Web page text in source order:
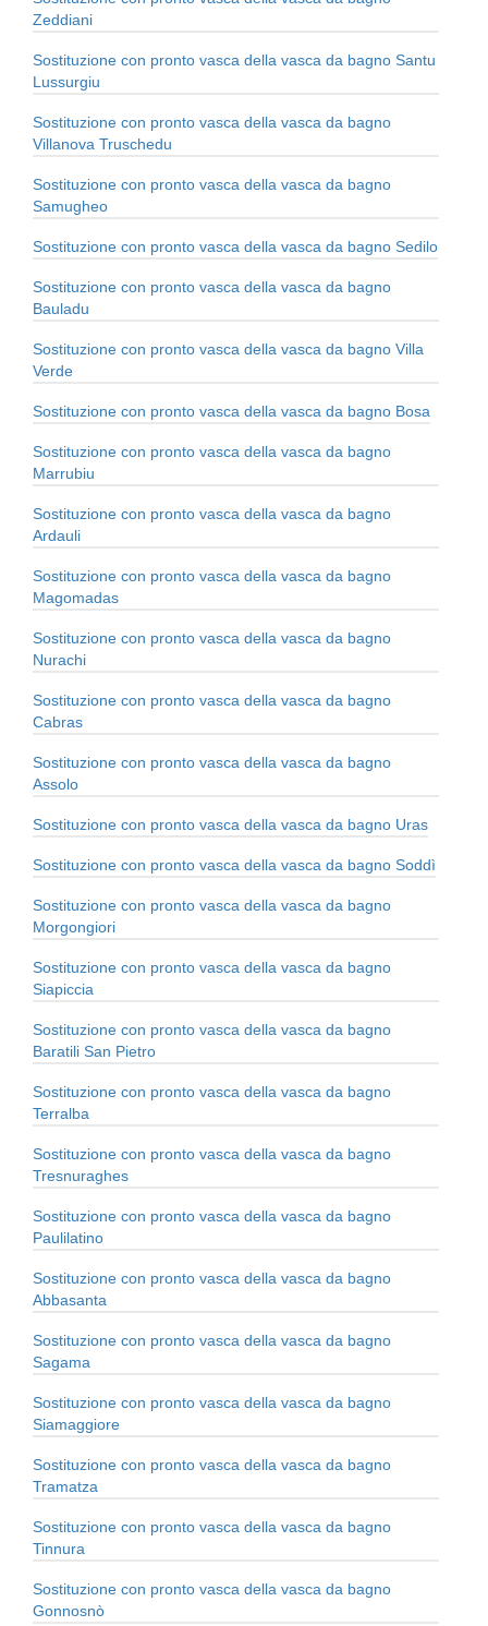
Zeddiani
Sostituzione con pronto vasca della vasca da bagno Santu
Lussurgiu
Sostituzione con pronto vasca della vasca da bagno
Villanova Truschedu
Sostituzione con pronto vasca della vasca da bagno
Samugheo
Sostituzione con pronto vasca della vasca da bagno Sedilo
Sostituzione con pronto vasca della vasca da bagno
Bauladu
Sostituzione con pronto vasca della vasca da bagno Villa
Verde
Sostituzione con pronto vasca della vasca da bagno Bosa
Sostituzione con pronto vasca della vasca da bagno
Marrubiu
Sostituzione con pronto vasca della vasca da bagno
Ardauli
Sostituzione con pronto vasca della vasca da bagno
Magomadas
Sostituzione con pronto vasca della vasca da bagno
Nurachi
Sostituzione con pronto vasca della vasca da bagno
Cabras
Sostituzione con pronto vasca della vasca da bagno
Assolo
Sostituzione con pronto vasca della vasca da bagno Uras
Sostituzione con pronto vasca della vasca da bagno Soddì
Sostituzione con pronto vasca della vasca da bagno
Morgongiori
Sostituzione con pronto vasca della vasca da bagno
Siapiccia
Sostituzione con pronto vasca della vasca da bagno
Baratili San Pietro
Sostituzione con pronto vasca della vasca da bagno
Terralba
Sostituzione con pronto vasca della vasca da bagno
Tresnuraghes
Sostituzione con pronto vasca della vasca da bagno
Paulilatino
Sostituzione con pronto vasca della vasca da bagno
Abbasanta
Sostituzione con pronto vasca della vasca da bagno
Sagama
Sostituzione con pronto vasca della vasca da bagno
Siamaggiore
Sostituzione con pronto vasca della vasca da bagno
Tramatza
Sostituzione con pronto vasca della vasca da bagno
Tinnura
Sostituzione con pronto vasca della vasca da bagno
Gonnosnò